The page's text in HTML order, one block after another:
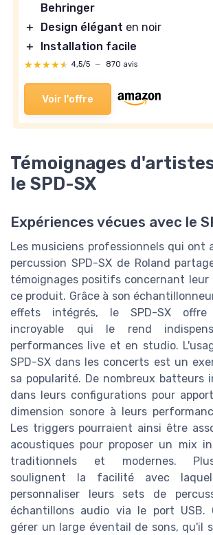
Behringer
＋
Design élégant en noir
＋
Installation facile
★★★★★
★★★★★ 4,5/5 — 870 avis
Voir l'offre
Témoignages
le SPD-SX
Expériences vécues avec le
Les musiciens professionnels qui ont
percussion SPD-SX de Roland
témoignages positifs concernant leur
ce produit. Grâce à son
effets intégrés, le SPD-SX
incroyable qui le rend
performances live et en studio.
SPD-SX dans les concerts est un
sa popularité. De nombreux batteurs
dans leurs configurations pour
dimension sonore à leurs
Les triggers pourraient ainsi être
acoustiques pour proposer un mix
traditionnels et modernes.
soulignent la facilité avec
personnaliser leurs sets de
échantillons audio via le port USB.
gérer un large éventail de sons, qu'il